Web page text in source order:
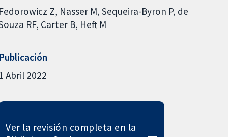
Fedorowicz Z Nasser M Sequeira-Byron P de
RF Carter B Heft M
Publicación
1 Abril 2022
Ver la revisión completa en la